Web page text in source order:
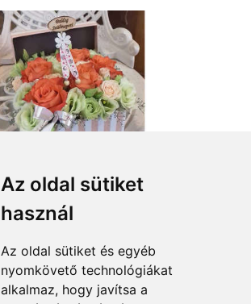
Az oldal sütiket
használ
Az oldal sütiket és egyéb
nyomkövető technológiákat
alkalmaz, hogy javítsa a
Narancsliget
27 400 Ft-tól